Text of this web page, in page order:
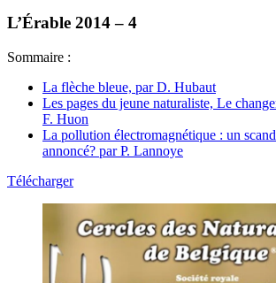
L’Érable 2014 – 4
Sommaire :
La flèche bleue, par D. Hubaut
Les pages du jeune naturaliste, Le
F. Huon
La pollution électromagnétique : un
annoncé? par P. Lannoye
Télécharger